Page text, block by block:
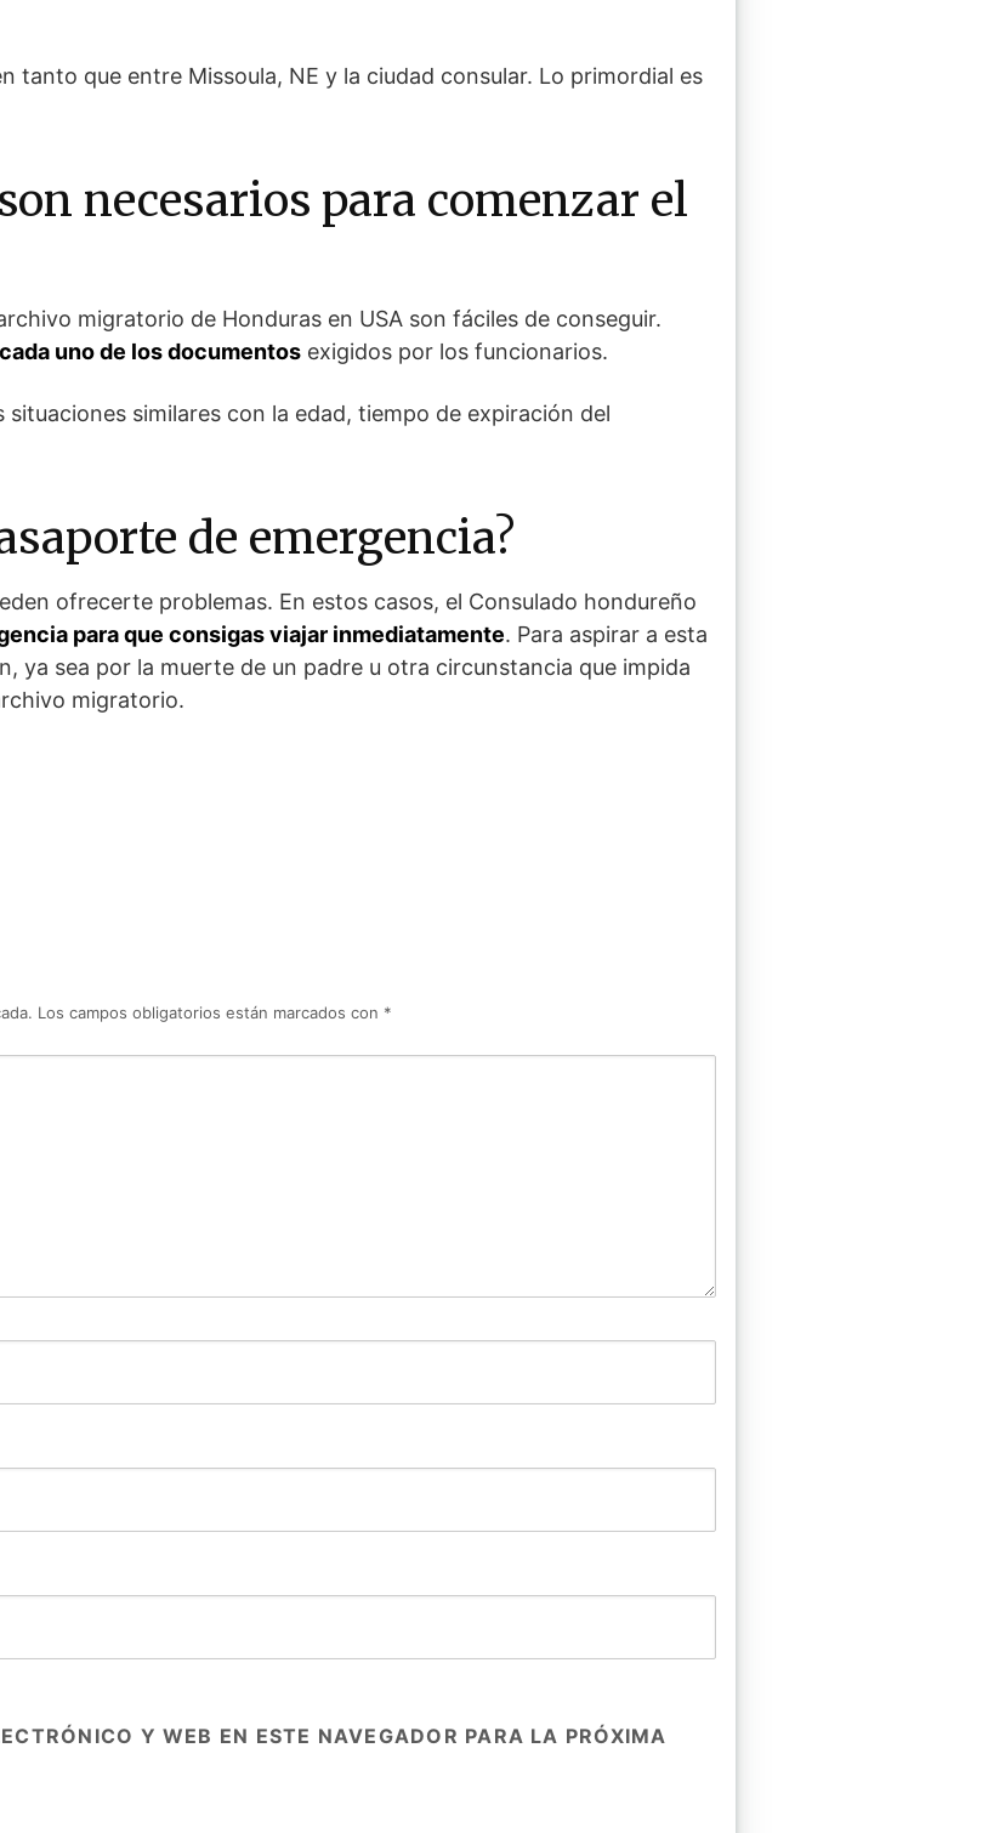
tanto que entre Missoula, NE y la ciudad consular. Lo primordial es
necesarios para comenzar el
migratorio de Honduras en USA son fáciles de conseguir.
uno de los documentos exigidos por los funcionarios.
similares con la edad, tiempo de expiración del
de emergencia?
ofrecerte problemas. En estos casos, el Consulado hondureño
para que consigas viajar inmediatamente. Para aspirar a esta
ya sea por la muerte de un padre u otra circunstancia que impida
migratorio.
Los campos obligatorios están marcados con *
Y WEB EN ESTE NAVEGADOR PARA LA PRÓXIMA